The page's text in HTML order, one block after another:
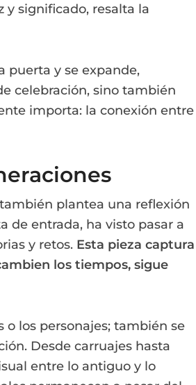
y significado, resalta la
puerta y se expande,
celebración, sino también
importa: la conexión entre
plantea una reflexión
de entrada, ha visto pasar a
y retos. Esta pieza captura
los tiempos, sigue
los personajes; también se
Desde carruajes hasta
entre lo antiguo y lo